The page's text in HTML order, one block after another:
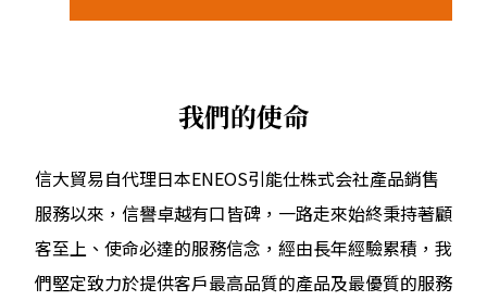
我們的使命
信大貿易自代理日本ENEOS引能仕株式会社產品銷售
服務以來，信譽卓越有口皆碑，一路走來始終秉持著顧
客至上、使命必達的服務信念，經由長年經驗累積，我
們堅定致力於提供客戶最高品質的產品及最優質的服務